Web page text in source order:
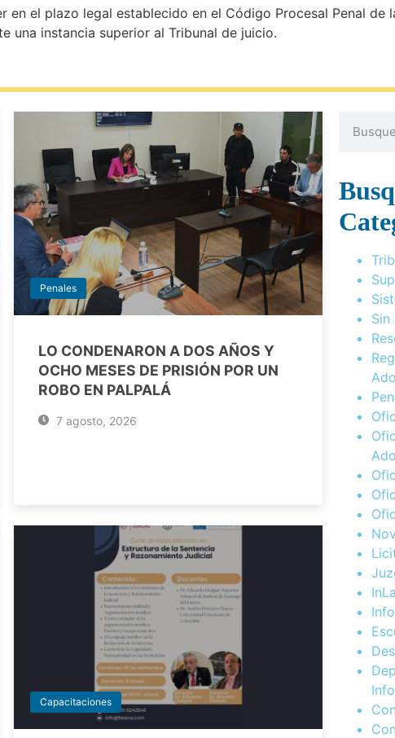
en el plazo legal establecido en el Código Procesal Penal de
una instancia superior al Tribunal de juicio.
Penales
LO CONDENARON A DOS AÑOS Y
OCHO MESES DE PRISIÓN POR UN
ROBO EN PALPALÁ
7 agosto, 2026
Capacitaciones
Sin